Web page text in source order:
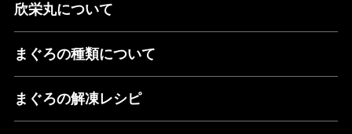
欣栄丸について
まぐろの種類について
まぐろの解凍レシピ